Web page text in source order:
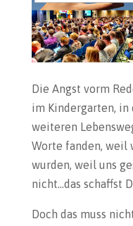
Die Angst vorm
im Kindergarten, in
weiteren
Worte fanden, weil
wurden, weil uns
nicht…das schaffst
Doch das muss